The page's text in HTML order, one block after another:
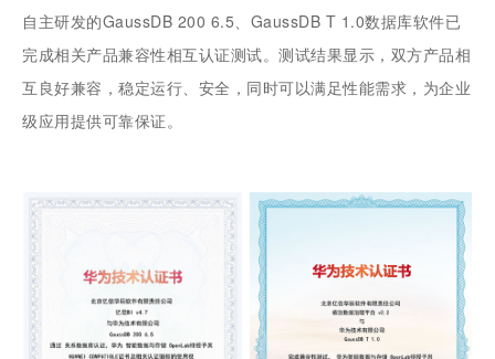
关于亿信
400-0011-866
自主研发的GaussDB 200 6.5、GaussDB T 1.0数据库软件已
完成相关产品兼容性相互认证测试。测试结果显示，双方产品相
互良好兼容，稳定运行、安全，同时可以满足性能需求，为企业
级应用提供可靠保证。